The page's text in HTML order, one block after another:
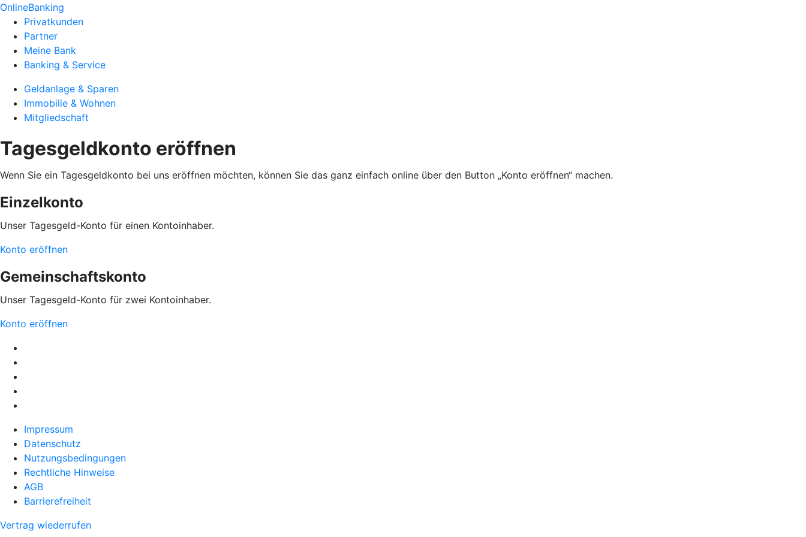
OnlineBanking
Privatkunden
Partner
Meine Bank
Banking & Service
Geldanlage & Sparen
Immobilie & Wohnen
Mitgliedschaft
Tagesgeldkonto eröffnen
Wenn Sie ein Tagesgeldkonto bei uns eröffnen möchten, können Sie das ganz einfach online über den Button „Konto eröffnen“ machen.
Einzelkonto
Unser Tagesgeld-Konto für einen Kontoinhaber.
Konto eröffnen
Gemeinschaftskonto
Unser Tagesgeld-Konto für zwei Kontoinhaber.
Konto eröffnen
Impressum
Datenschutz
Nutzungsbedingungen
Rechtliche Hinweise
AGB
Barrierefreiheit
Vertrag wiederrufen